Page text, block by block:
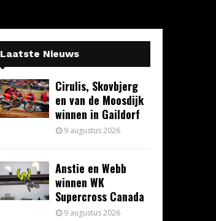
Laatste Nieuws
Cirulis, Skovbjerg
en van de Moosdijk
winnen in Gaildorf
9 augustus 2026
Anstie en Webb
winnen WK
Supercross Canada
9 augustus 2026